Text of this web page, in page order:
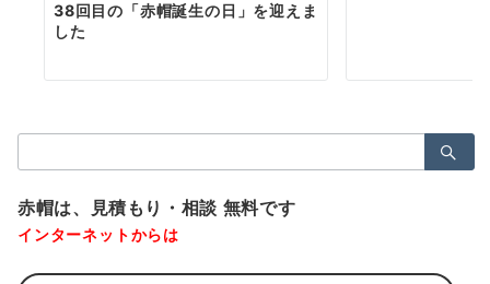
38回目の「赤帽誕生の日」を迎えま
した
索：
赤帽は、見積もり・相談 無料です
インターネットからは